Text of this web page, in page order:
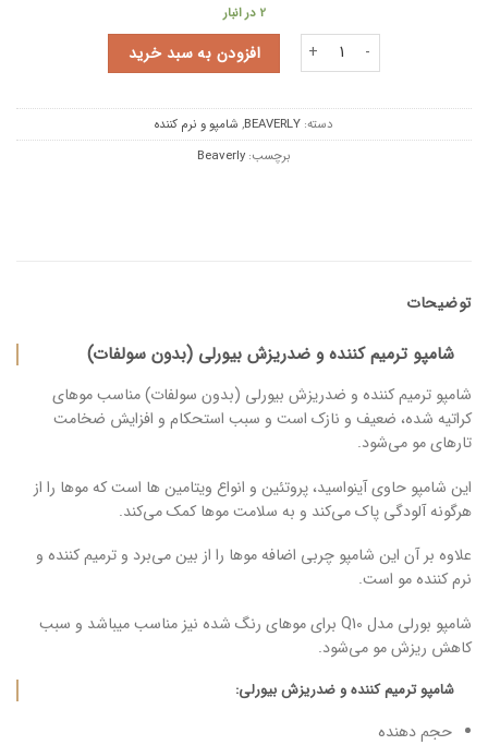
2 در انبار
شامپو ترمیم کننده و ضدریزش بیورلی (بدون سولفات) عدد
افزودن به سبد خرید
دسته: BEAVERLY
, شامپو و نرم کننده
برچسب: Beaverly
توضیحات
شامپو ترمیم کننده و ضدریزش بیورلی (بدون سولفات)
شامپو ترمیم کننده و ضدریزش بیورلی (بدون سولفات) مناسب موهای
کراتیه شده، ضعیف و نازک است و سبب استحکام و افزایش ضخامت
تارهای مو می‌شود.
این شامپو حاوی آینواسید، پروتئین و انواع ویتامین ها است که موها را از
هرگونه آلودگی پاک می‌کند و به سلامت موها کمک می‌کند.
علاوه بر آن این شامپو چربی اضافه موها را از بین می‌برد و ترمیم کننده و
نرم کننده مو است.
شامپو بورلی مدل Q10 برای موهای رنگ شده نیز مناسب میباشد و سبب
کاهش ریزش مو می‌شود.
شامپو ترمیم کننده و ضدریزش بیورلی:
حجم دهنده